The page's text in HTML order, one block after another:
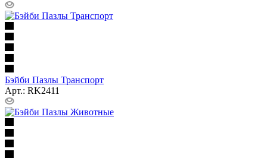
Бэйби Пазлы Транспорт
Арт.: RK2411